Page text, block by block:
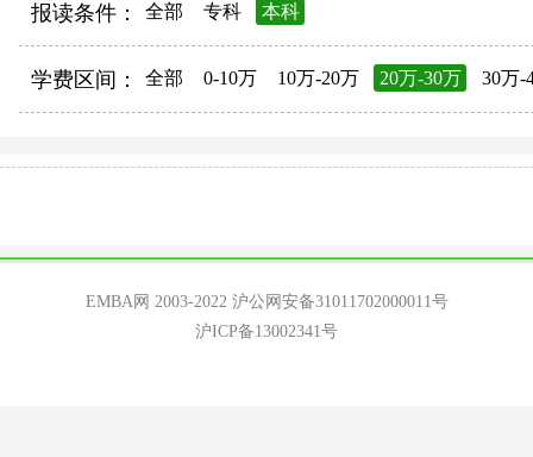
报读条件： 全部 专科 本科
学费区间： 全部 0-10万 10万-20万 20万-30万 30万-
EMBA网 2003-2022 沪公网安备31011702000011号
沪ICP备13002341号